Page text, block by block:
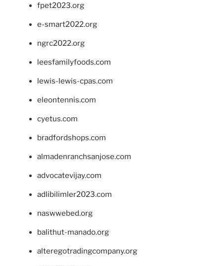
fpet2023.org
e-smart2022.org
ngrc2022.org
leesfamilyfoods.com
lewis-lewis-cpas.com
eleontennis.com
cyetus.com
bradfordshops.com
almadenranchsanjose.com
advocatevijay.com
adlibilimler2023.com
naswwebed.org
balithut-manado.org
alteregotradingcompany.org